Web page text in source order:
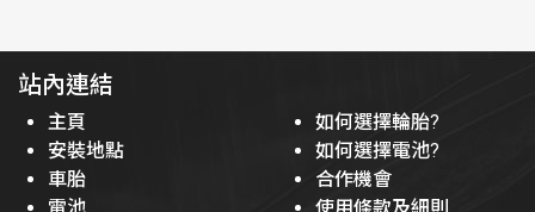
站內連結
主頁
安裝地點
車胎
電池
如何選擇輪胎?
如何選擇電池?
合作機會
使用條款及細則